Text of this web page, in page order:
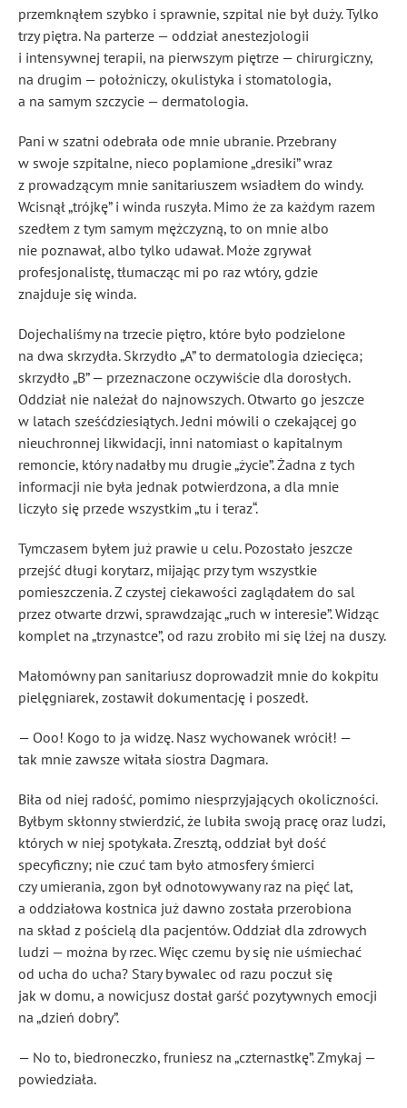
przemknąłem szybko i sprawnie, szpital nie był duży. Tylko
trzy piętra. Na parterze — oddział anestezjologii
i intensywnej terapii, na pierwszym piętrze — chirurgiczny,
na drugim — położniczy, okulistyka i stomatologia,
a na samym szczycie — dermatologia.
Pani w szatni odebrała ode mnie ubranie. Przebrany
w swoje szpitalne, nieco poplamione „dresiki” wraz
z prowadzącym mnie sanitariuszem wsiadłem do windy.
Wcisnął „trójkę” i winda ruszyła. Mimo że za każdym razem
szedłem z tym samym mężczyzną, to on mnie albo
nie poznawał, albo tylko udawał. Może zgrywał
profesjonalistę, tłumacząc mi po raz wtóry, gdzie
znajduje się winda.
Dojechaliśmy na trzecie piętro, które było podzielone
na dwa skrzydła. Skrzydło „A” to dermatologia dziecięca;
skrzydło „B” — przeznaczone oczywiście dla dorosłych.
Oddział nie należał do najnowszych. Otwarto go jeszcze
w latach sześćdziesiątych. Jedni mówili o czekającej go
nieuchronnej likwidacji, inni natomiast o kapitalnym
remoncie, który nadałby mu drugie „życie”. Żadna z tych
informacji nie była jednak potwierdzona, a dla mnie
liczyło się przede wszystkim „tu i teraz“.
Tymczasem byłem już prawie u celu. Pozostało jeszcze
przejść długi korytarz, mijając przy tym wszystkie
pomieszczenia. Z czystej ciekawości zaglądałem do sal
przez otwarte drzwi, sprawdzając „ruch w interesie”. Widząc
komplet na „trzynastce”, od razu zrobiło mi się lżej na duszy.
Małomówny pan sanitariusz doprowadził mnie do kokpitu
pielęgniarek, zostawił dokumentację i poszedł.
— Ooo! Kogo to ja widzę. Nasz wychowanek wrócił! —
tak mnie zawsze witała siostra Dagmara.
Biła od niej radość, pomimo niesprzyjających okoliczności.
Byłbym skłonny stwierdzić, że lubiła swoją pracę oraz ludzi,
których w niej spotykała. Zresztą, oddział był dość
specyficzny; nie czuć tam było atmosfery śmierci
czy umierania, zgon był odnotowywany raz na pięć lat,
a oddziałowa kostnica już dawno została przerobiona
na skład z pościelą dla pacjentów. Oddział dla zdrowych
ludzi — można by rzec. Więc czemu by się nie uśmiechać
od ucha do ucha? Stary bywalec od razu poczuł się
jak w domu, a nowicjusz dostał garść pozytywnych emocji
na „dzień dobry”.
— No to, biedroneczko, fruniesz na „czternastkę”. Zmykaj —
powiedziała.